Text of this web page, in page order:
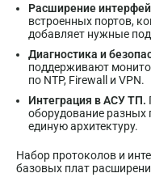
Расширение
встроенных портов,
добавляет нужные
Диагностика и
поддерживают
по NTP, Firewall и VPN.
Интеграция в АСУ ТП.
оборудование разных
единую архитектуру.
Набор протоколов и
базовых плат